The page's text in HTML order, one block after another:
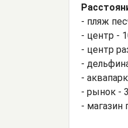
- пляж
- центр -
- центр
-
-
- рынок -
- магазин